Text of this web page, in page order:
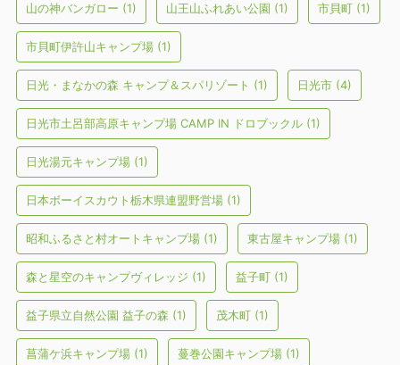
山の神バンガロー (1) 山王山ふれあい公園 (1) 市貝町 (1)
市貝町伊許山キャンプ場 (1)
日光・まなかの森 キャンプ＆スパリゾート (1) 日光市 (4)
日光市土呂部高原キャンプ場 CAMP IN ドロブックル (1)
日光湯元キャンプ場 (1)
日本ボーイスカウト栃木県連盟野営場 (1)
昭和ふるさと村オートキャンプ場 (1) 東古屋キャンプ場 (1)
森と星空のキャンプヴィレッジ (1) 益子町 (1)
益子県立自然公園 益子の森 (1) 茂木町 (1)
菖蒲ケ浜キャンプ場 (1) 蔓巻公園キャンプ場 (1)